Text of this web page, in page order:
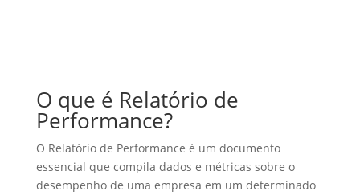
O que é Relatório de
Performance?
O Relatório de Performance é um documento
essencial que compila dados e métricas sobre o
desempenho de uma empresa em um determinado